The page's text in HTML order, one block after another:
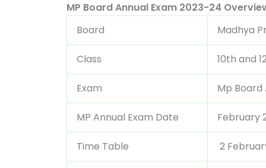
MP Board Annual Exam 2023-24
Board
Madhya
Class 10th and
Exam Mp Board
MP Annual Exam Date February
Time Table 2